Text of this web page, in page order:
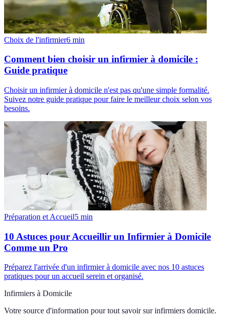
Choix de l'infirmier6 min
Comment bien choisir un infirmier à domicile :
Guide pratique
Choisir un infirmier à domicile n'est pas qu'une simple formalité.
Suivez notre guide pratique pour faire le meilleur choix selon vos
besoins.
Préparation et Accueil5 min
10 Astuces pour Accueillir un Infirmier à Domicile
Comme un Pro
Préparez l'arrivée d'un infirmier à domicile avec nos 10 astuces
pratiques pour un accueil serein et organisé.
Infirmiers à Domicile
Votre source d'information pour tout savoir sur infirmiers domicile.